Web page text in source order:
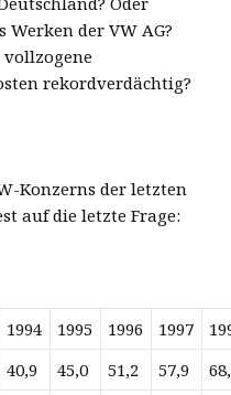
Werken der VW AG?
vollzogene
rekordverdächtig?
Konzerns der letzten
auf die letzte Frage:
1994 1995 1996 1997
40,9 45,0 51,2 57,9